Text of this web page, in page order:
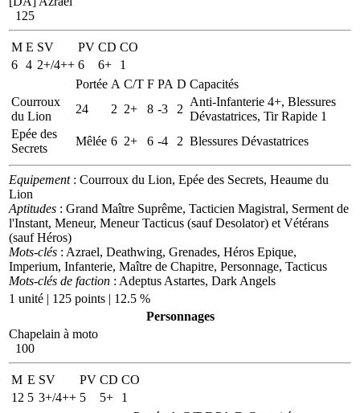
125
M E SV PV CD CO
6 4 2+/4++ 6 6+
1
Portée A C/T F PA D Capacités
Courroux
du Lion
24 2 2+ 8 -3 2
Anti-Infanterie 4+, Blessures
Dévastatrices, Tir Rapide 1
Epée des
Secrets
Mêlée 6 2+ 6 -4 2 Blessures Dévastatrices
Equipement: Courroux du Lion, Epée des Secrets, Heaume du
Lion
Aptitudes : Grand Maître Suprême, Tacticien Magistral, Serment de
l'Instant, Meneur, Meneur Tacticus (sauf Desolator) et Vétérans
(sauf Héros)
Mots-clés : Azrael, Deathwing, Grenades, Héros Epique,
Imperium, Infanterie, Maître de Chapitre, Personnage, Tacticus
Mots-clés de faction : Adeptus Astartes, Dark Angels
1 unité | 125 points | 12.5 %
Personnages
Chapelain à moto
100
M E SV PV CD CO
12 5 3+/4++ 5 5+
1